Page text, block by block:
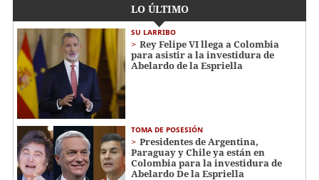
LO ÚLTIMO
SU LARRIBO
Rey Felipe VI llega a Colombia
para asistir a la investidura de
Abelardo de la Espriella
TOMA DE POSESIÓN
Presidentes de Argentina,
Paraguay y Chile ya están en
Colombia para la investidura de
Abelardo De la Espriella